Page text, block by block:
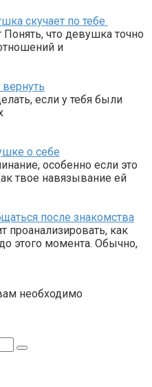
скучает по тебе
Понять, что девушка точно
и
если у тебя были
о себе
особенно если это
твое навязывание ей
после знакомства
проанализировать, как
этого момента. Обычно,
необходимо